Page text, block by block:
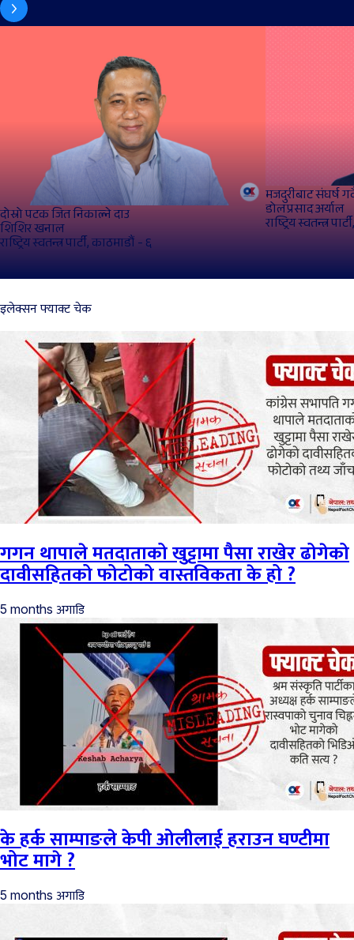
दोस्रो पटक जित निकाल्ने दाउ
शिशिर खनाल
राष्ट्रिय स्वतन्त्र पार्टी, काठमाडौं - ६
मजदुरीबाट संघर्ष
डोलप्रसाद अर्याल
राष्ट्रिय स्वतन्त्र
इलेक्सन फ्याक्ट चेक
गगन थापाले मतदाताको खुट्टामा पैसा राखेर ढोगेको
दावीसहितको फोटोको वास्तविकता के हो ?
5 months अगाडि
के हर्क साम्पाङले केपी ओलीलाई हराउन घण्टीमा
भोट मागे ?
5 months अगाडि